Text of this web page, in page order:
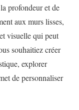
profondeur et de
aux murs lisses,
visuelle qui peut
souhaitiez créer
explorer
de personnaliser